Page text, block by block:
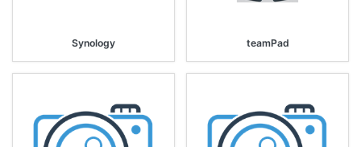
Synology teamPad